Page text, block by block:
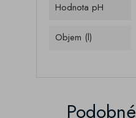
Hodnota pH
Objem (l)
Podobné